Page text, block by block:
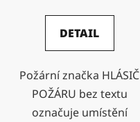
DETAIL
Požární značka HLÁSIČ
POŽÁRU bez textu
označuje umístění